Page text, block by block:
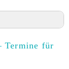
Termine für